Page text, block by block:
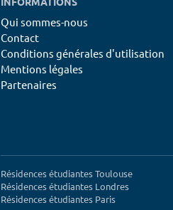
Qui sommes-nous
Contact
Conditions générales d'utilisation
Mentions légales
Partenaires
Résidences étudiantes Toulouse
Résidences étudiantes Londres
Résidences étudiantes Paris